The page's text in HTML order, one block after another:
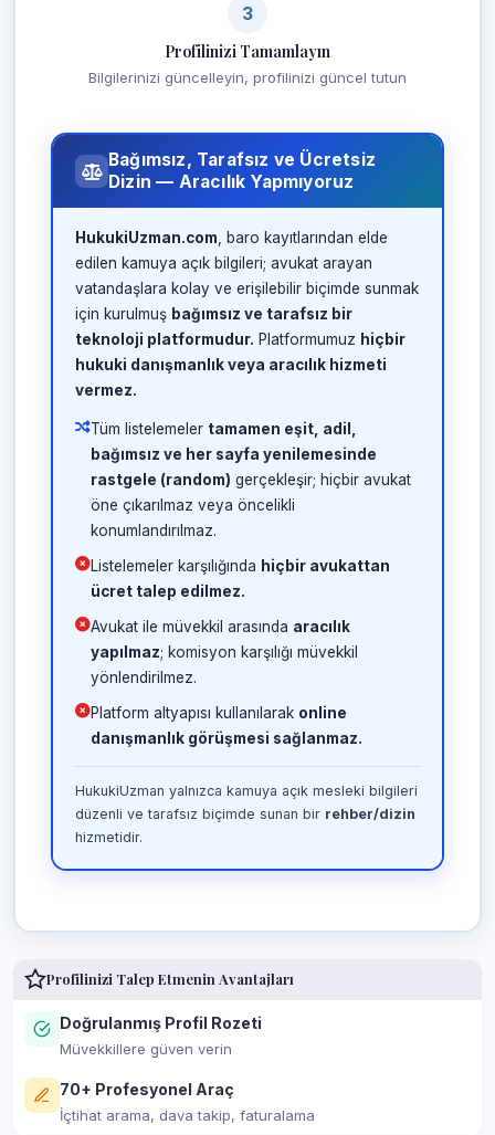
3
Profilinizi Tamamlayın
Bilgilerinizi güncelleyin, profilinizi güncel tutun
Bağımsız, Tarafsız ve Ücretsiz
Dizin — Aracılık Yapmıyoruz
HukukiUzman.com , baro kayıtlarından elde
edilen kamuya açık bilgileri; avukat arayan
vatandaşlara kolay ve erişilebilir biçimde sunmak
için kurulmuş bağımsız ve tarafsız bir
teknoloji platformudur. Platformumuz hiçbir
hukuki danışmanlık veya aracılık hizmeti
vermez.
Tüm listelemeler tamamen eşit, adil,
bağımsız ve her sayfa yenilemesinde
rastgele (random) gerçekleşir; hiçbir avukat
öne çıkarılmaz veya öncelikli
konumlandırılmaz.
Listelemeler karşılığında hiçbir avukattan
ücret talep edilmez.
Avukat ile müvekkil arasında aracılık
yapılmaz; komisyon karşılığı müvekkil
yönlendirilmez.
Platform altyapısı kullanılarak online
danışmanlık görüşmesi sağlanmaz.
HukukiUzman yalnızca kamuya açık mesleki bilgileri
düzenli ve tarafsız biçimde sunan bir rehber/dizin
hizmetidir.
Profilinizi Talep Etmenin Avantajları
Doğrulanmış Profil Rozeti
Müvekkillere güven verin
70+ Profesyonel Araç
İçtihat arama, dava takip, faturalama